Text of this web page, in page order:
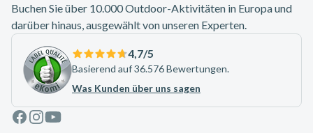
Buchen Sie über 10.000 Outdoor-Aktivitäten in Europa und
darüber hinaus, ausgewählt von unseren Experten.
4,7/5
Basierend auf 36.576 Bewertungen.
Was Kunden über uns sagen
Facebook
Instagram
Youtube